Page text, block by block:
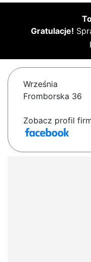
Gratulacje!
Września
Fromborska 36
Zobacz profil